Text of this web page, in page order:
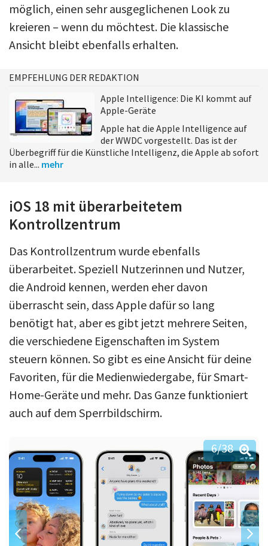
möglich, einen sehr ausgeglichenen Look zu
kreieren – wenn du möchtest. Die klassische
Ansicht bleibt ebenfalls erhalten.
EMPFEHLUNG DER REDAKTION
Apple Intelligence: Die KI kommt auf
Apple-Geräte
Apple hat die Apple Intelligence auf
der WWDC vorgestellt. Das ist der
Überbegriff für die Künstliche Intelligenz, die Apple ab sofort
in alle... mehr
iOS 18 mit überarbeitetem
Kontrollzentrum
Das Kontrollzentrum wurde ebenfalls
überarbeitet. Speziell Nutzerinnen und Nutzer,
die Android kennen, werden eher davon
überrascht sein, dass Apple dafür so lang
benötigt hat, aber es gibt jetzt mehrere Seiten,
die verschiedene Eigenschaften im System
steuern können. So gibt es eine Ansicht für deine
Favoriten, für die Medienwiedergabe, für Smart-
Home-Geräte und mehr. Das Ganze funktioniert
auch auf dem Sperrbildschirm.
6/38